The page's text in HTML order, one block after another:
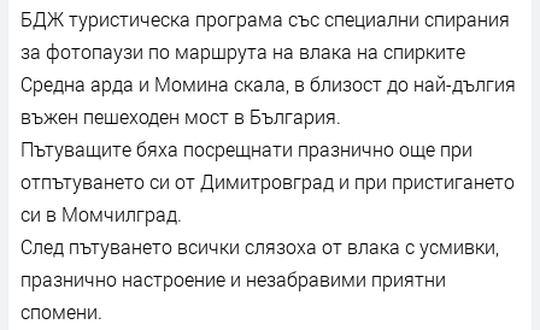
БДЖ туристическа програма със специални спирания
за фотопаузи по маршрута на влака на спирките
Средна арда и Момина скала, в близост до най-дългия
въжен пешеходен мост в България.
Пътуващите бяха посрещнати празнично още при
отпътуването си от Димитровград и при пристигането
си в Момчилград.
След пътуването всички слязоха от влака с усмивки,
празнично настроение и незабравими приятни
спомени.